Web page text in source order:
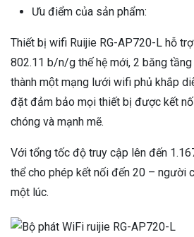
Ưu điểm của sản phẩm:
Thiết bị wifi Ruijie RG-AP720-L hỗ
802.11 b/n/g thế hệ mới, 2 băng
thành một mạng lưới wifi phủ khắp
đặt đảm bảo mọi thiết bị được kết
chóng và mạnh mẽ.
Với tổng tốc độ truy cập lên đến
thể cho phép kết nối đến 20 – người
một lúc.